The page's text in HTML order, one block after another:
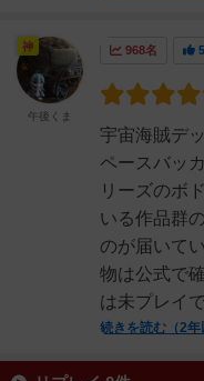
968名
宇宙海賊デ
ペースバッ
リーズのボ
いる作品群
のが届いて
物は公式で
は未プレイ
続きを読む（2年
神
午後くま